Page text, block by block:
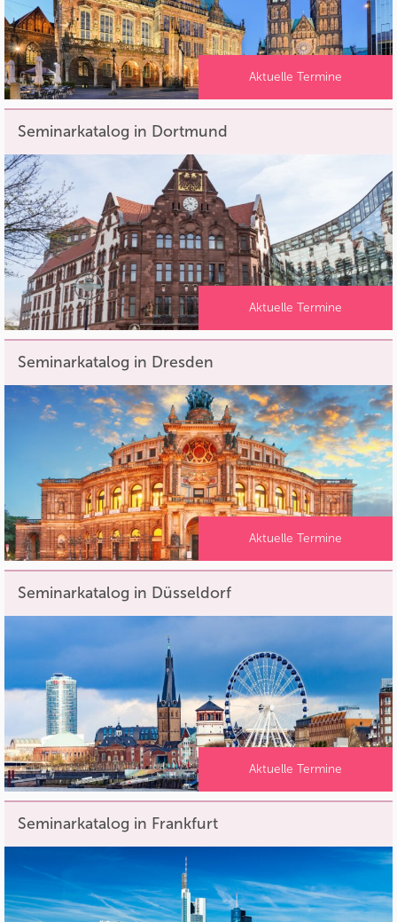
Aktuelle Termine
Seminarkatalog in Dortmund
Aktuelle Termine
Seminarkatalog in Dresden
Aktuelle Termine
Seminarkatalog in Düsseldorf
Aktuelle Termine
Seminarkatalog in Frankfurt